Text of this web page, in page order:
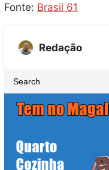
Fonte: Brasil 61
Redação
e